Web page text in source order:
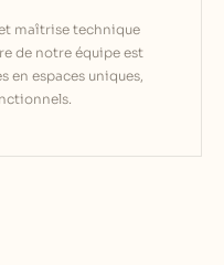
maîtrise technique
de notre équipe est
en espaces uniques,